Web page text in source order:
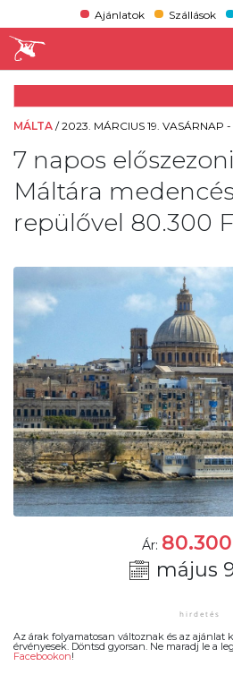
Ajánlatok Szállások
MÁLTA /2023. MÁRCIUS 19. VASÁRNAP -
7 napos
Máltára
repülővel 80.300
Ár: 80.300
május
Az árak folyamatosan változnak és az ajánlat
érvényesek. Döntsd gyorsan. Ne maradj le a
Facebookon!